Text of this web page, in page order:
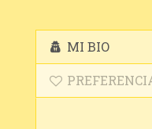
MI BIO